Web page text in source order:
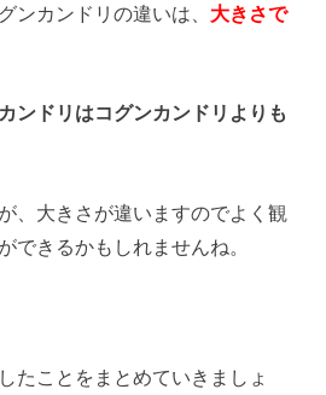
ンカンドリの違いは、 大きさで
ンドリはコグンカンドリよりも
、大きさが違いますのでよく観
できるかもしれませんね。
たことをまとめていきましょ